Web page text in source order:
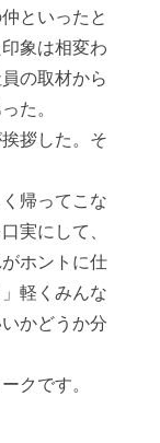
といったと
象は相変わ
の取材から
た。
拶した。そ
帰ってこな
実にして、
ホントに仕
軽くみんな
かどうか分
クです。